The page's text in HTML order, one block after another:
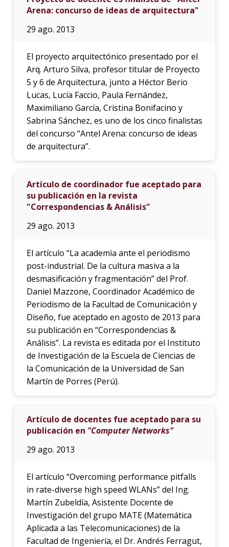
Arena: concurso de ideas de arquitectura"
29 ago. 2013
El proyecto arquitectónico presentado por el
Arq. Arturo Silva, profesor titular de Proyecto
5 y 6 de Arquitectura, junto a Héctor Berio
Lucas, Lucía Faccio, Paula Fernández,
Maximiliano García, Cristina Bonifacino y
Sabrina Sánchez, es uno de los cinco finalistas
del concurso “Antel Arena: concurso de ideas
de arquitectura”.
Artículo de coordinador fue aceptado para
su publicación en la revista
"Correspondencias & Análisis"
29 ago. 2013
El artículo “La academia ante el periodismo
post-industrial. De la cultura masiva a la
desmasificación y fragmentación” del Prof.
Daniel Mazzone, Coordinador Académico de
Periodismo de la Facultad de Comunicación y
Diseño, fue aceptado en agosto de 2013 para
su publicación en “Correspondencias &
Análisis”. La revista es editada por el Instituto
de Investigación de la Escuela de Ciencias de
la Comunicación de la Universidad de San
Martín de Porres (Perú).
Artículo de docentes fue aceptado para su
publicación en "Computer Networks"
29 ago. 2013
El artículo “Overcoming performance pitfalls
in rate-diverse high speed WLANs” del Ing.
Martín Zubeldía, Asistente Docente de
Investigación del grupo MATE (Matemática
Aplicada a las Telecomunicaciones) de la
Facultad de Ingeniería, el Dr. Andrés Ferragut,